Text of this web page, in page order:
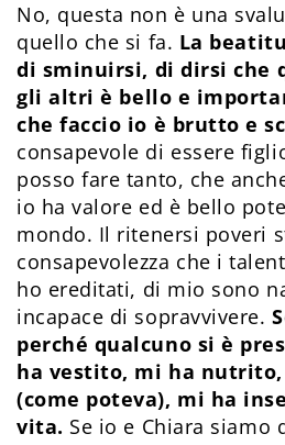
No, questa non è una
quello che si fa. La
di sminuirsi, di dirsi che
gli altri è bello e
che faccio io è brutto e
consapevole di essere
posso fare tanto, che
io ha valore ed è bello
mondo. Il ritenersi poveri
consapevolezza che i
ho ereditati, di mio sono
incapace di sopravvivere.
perché qualcuno si è
ha vestito, mi ha
(come poteva), mi ha
vita. Se io e Chiara siamo